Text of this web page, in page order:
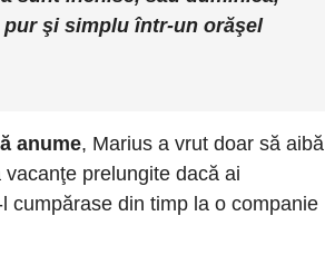
şi simplu într-un orăşel
anume, Marius a vrut doar să aibă
prelungite dacă ai
cumpărase din timp la o companie